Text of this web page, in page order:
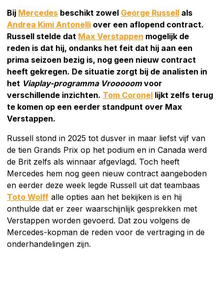
Bij Mercedes beschikt zowel George Russell als
Andrea Kimi Antonelli over een aflopend contract.
Russell stelde dat Max Verstappen mogelijk de
reden is dat hij, ondanks het feit dat hij aan een
prima seizoen bezig is, nog geen nieuw contract
heeft gekregen. De situatie zorgt bij de analisten in
het Viaplay-programma Vrooooomvoor
verschillende inzichten. Tom Coronel lijkt zelfs terug
te komen op een eerder standpunt over Max
Verstappen.
Russell stond in 2025 tot dusver in maar liefst vijf van
de tien Grands Prix op het podium en in Canada werd
de Brit zelfs als winnaar afgevlagd. Toch heeft
Mercedes hem nog geen nieuw contract aangeboden
en eerder deze week legde Russell uit dat teambaas
Toto Wolff alle opties aan het bekijken is en hij
onthulde dat er zeer waarschijnlijk gesprekken met
Verstappen worden gevoerd. Dat zou volgens de
Mercedes-kopman de reden voor de vertraging in de
onderhandelingen zijn.